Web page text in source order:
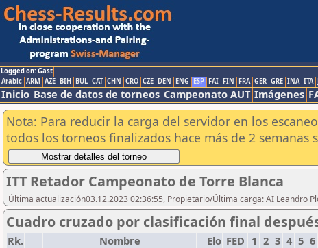
Logged on: Gast
Arabic ARM AZE BIH BUL CAT CHN CRO CZE DEN ENG ESP FAI FIN FRA GER GRE INA ITA
Inicio Base de datos de torneos Campeonato AUT Imágenes
Nota: Para reducir la carga del servidor en los
todos los torneos finalizados hace más de 2
ITT Retador Campeonato de Torre Blanca
Última actualización03.12.2023 02:36:55, Propietario/Última carga: AI Leandro
Cuadro cruzado por clasificación final
Rk. Nombre Elo FED 1 2 3 4 5 6